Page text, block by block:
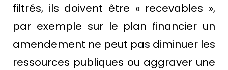
filtrés, ils doivent être « recevables »,
par exemple sur le plan financier un
amendement ne peut pas diminuer les
ressources publiques ou aggraver une